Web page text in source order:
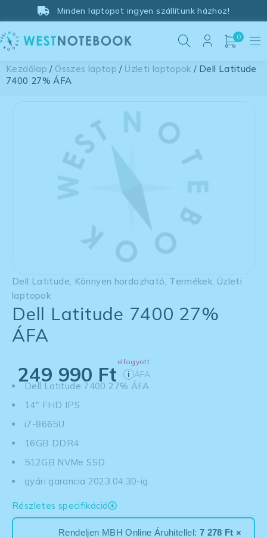
Minden laptopot ingyen szállítunk házhoz!
0
Kezdőlap / Összes laptop / Üzleti laptopok / Dell Latitude
7400 27% ÁFA
Dell Latitude Könnyen hordozható Termékek Üzleti
laptopok
Dell Latitude 7400 27%
ÁFA
elfogyott
249 990 Ft i ÁFA
Dell Latitude 7400 27% ÁFA
14" FHD IPS
i7-8665U
16GB DDR4
512GB NVMe SSD
gyári garancia 2023.04.30-ig
Részletes specifikáció
Rendeljen MBH Online Áruhitellel: 7 278 Ft ×